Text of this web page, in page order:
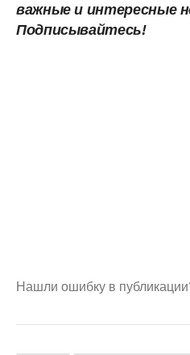
важные и интересные
Подписывайтесь!
Нашли ошибку в